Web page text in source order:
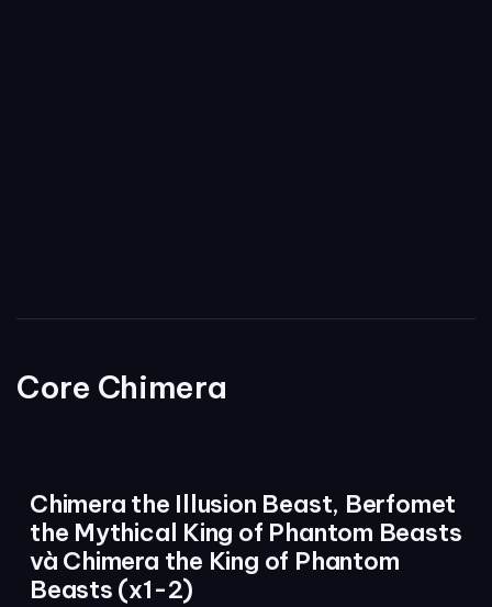
Core Chimera
Chimera the Illusion Beast, Berfomet
the Mythical King of Phantom Beasts
và Chimera the King of Phantom
Beasts (x1-2)